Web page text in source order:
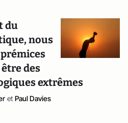
du
nous
des
extrêmes
et Paul Davies